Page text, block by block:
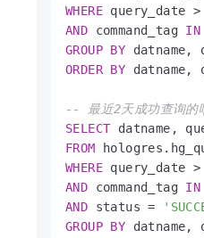
WHERE query_date >
AND command_tag IN
GROUP BY
ORDER BY datname,
-- 最近2天成功查询的
SELECT datname,
FROM
WHERE query_date >
AND command_tag IN
AND status =
GROUP BY